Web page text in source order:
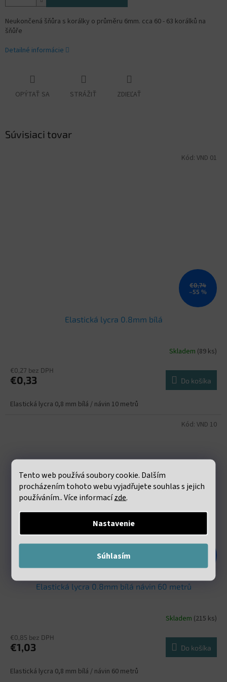
Tento web používá soubory cookie. Dalším
procházením tohoto webu vyjadřujete souhlas s jejich
používáním.. Více informacízde.
Nastavenie
Súhlasím
Neukončená šňůra s korálky o průměru 6mm. cca 60 - 63 korálků na
šňůře
Detailné informácie
OPÝTAŤ SA STRÁŽIŤ ZDIEĽAŤ
Súvisiaci tovar
€0,74
–55 %
Elastická lycra 0.8mm bílá
Skladem (89 ks)
€0,27 bez DPH
€0,33 Do košíka
Elastická lycra 0,8 mm bílá / návin 10 metrů
Kód: VND 01
Elastická lycra 0.8mm bílá návin 60 metrů
Skladem (215 ks)
€0,85 bez DPH
€1,03 Do košíka
Elastická lycra 0,8 mm bílá / návin 60 metrů
Kód: VND 10